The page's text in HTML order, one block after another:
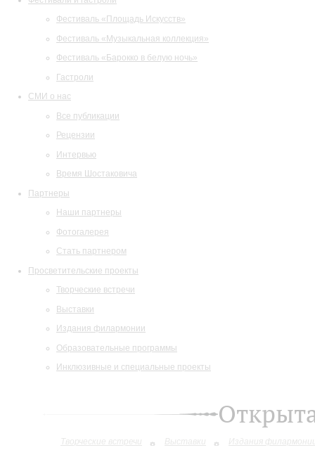
Фестиваль «Площадь Искусств»
Фестиваль «Музыкальная коллекция»
Фестиваль «Барокко в белую ночь»
Гастроли
СМИ о нас
Все публикации
Рецензии
Интервью
Время Шостаковича
Партнеры
Наши партнеры
Фотогалерея
Стать партнером
Просветительские проекты
Творческие встречи
Выставки
Издания филармонии
Образовательные программы
Инклюзивные и специальные проекты
Творческие встречи Выставки Издания